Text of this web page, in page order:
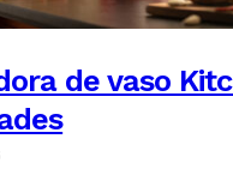
de vaso